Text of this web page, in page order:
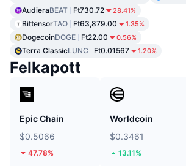
AudieraBEAT Ft730.72 28.41%
BittensorTAO Ft63,879.00 1.35%
DogecoinDOGE Ft22.00 0.56%
Terra ClassicLUNC Ft0.01567 1.20%
Felkapott
Epic Chain
$0.5066
47.78%
Worldcoin
$0.3461
13.11%